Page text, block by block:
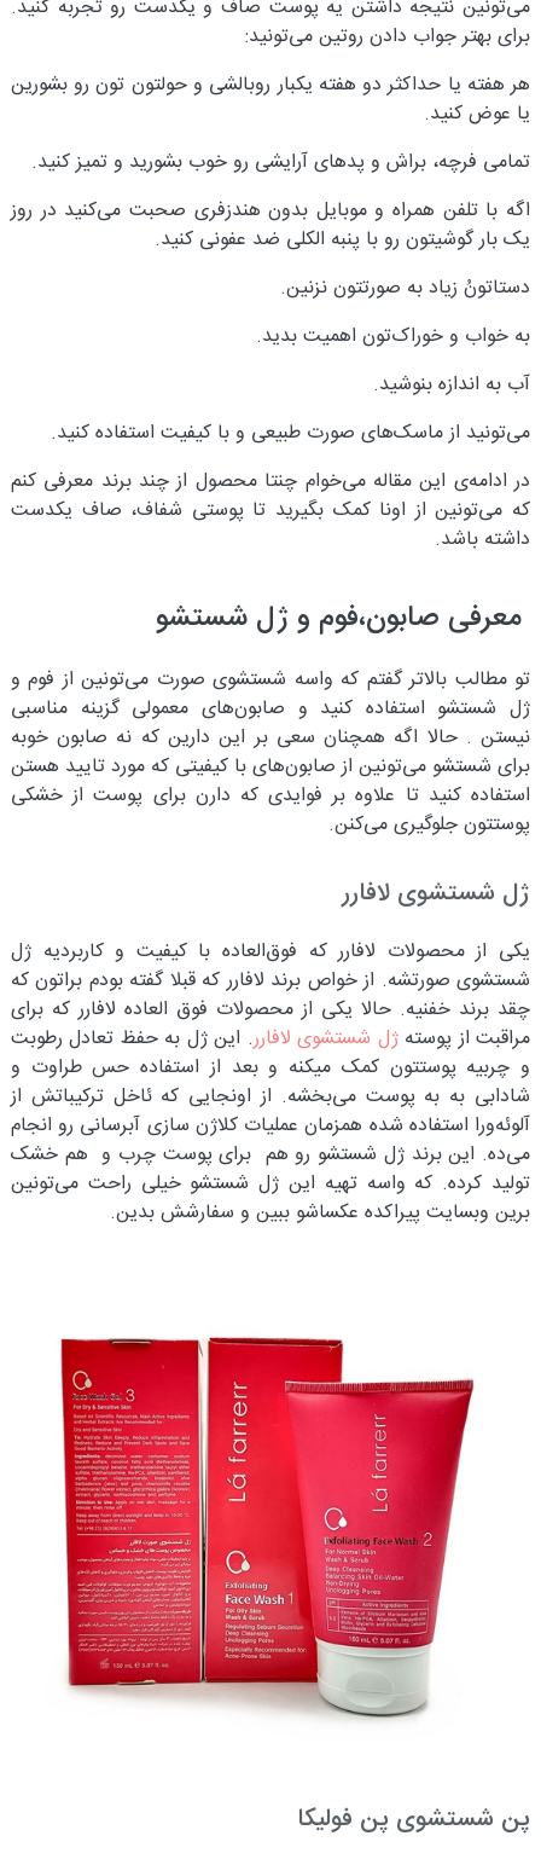
می‌تونین نتیجه داشتن یه پوست صاف و یکدست رو تجربه کنید.
برای بهتر جواب دادن روتین می‌تونید:
هر هفته یا حداکثر دو هفته یکبار روبالشی و حولتون تون رو بشورین
یا عوض کنید.
تمامی فرچه، براش و پد‌های آرایشی رو خوب بشورید و تمیز کنید.
اگه با تلفن همراه و موبایل بدون هندزفری صحبت می‌کنید در روز
یک بار گوشیتون رو با پنبه الکلی ضد عفونی کنید.
دستاتونُ زیاد به صورتتون نزنین.
به خواب و خوراک‌تون اهمیت بدید.
آب به اندازه بنوشید.
می‌تونید از ماسک‌های صورت طبیعی و با کیفیت استفاده کنید.
در ادامه‌ی این مقاله می‌خوام چنتا محصول از چند برند معرفی کنم
که می‌تونین از اونا کمک بگیرید تا پوستی شفاف، صاف یکدست
داشته باشد.
معرفی صابون،فوم و ژل شستشو
تو مطالب بالاتر گفتم که واسه شستشوی صورت می‌تونین از فوم و
ژل شستشو استفاده کنید و صابون‌های معمولی گزینه مناسبی
نیستن . حالا اگه همچنان سعی بر این دارین که نه صابون خوبه
برای شستشو می‌تونین از صابون‌های با کیفیتی که مورد تایید هستن
استفاده کنید تا علاوه بر فوایدی که دارن برای پوست از خشکی
پوستتون جلوگیری می‌کنن.
ژل شستشوی لافارر
یکی از محصولات لافارر که فوق‌العاده با کیفیت و کاربردیه ژل
شستشوی صورتشه. از خواص برند لافارر که قبلا گفته بودم براتون که
چقد برند خفنیه. حالا یکی از محصولات فوق العاده لافارر که برای
مراقبت از پوستهژل شستشوی لافارر. این ژل به حفظ تعادل رطوبت
و چربیه پوستتون کمک میکنه و بعد از استفاده حس طراوت و
شادابی به به پوست می‌بخشه. از اونجایی که ئاخل ترکیباتش از
آلوئه‌ورا استفاده شده همزمان عملیات کلاژن سازی آبرسانی رو انجام
می‌ده. این برند ژل شستشو رو هم برای پوست چرب و هم خشک
تولید کرده. که واسه تهیه این ژل شستشو خیلی راحت می‌تونین
برین وبسایت پیراکده عکساشو ببین و سفارشش بدین.
پن شستشوی پن فولیکا